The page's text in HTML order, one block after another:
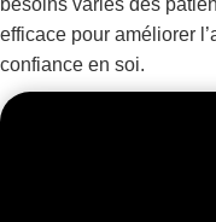
efficace pour améliorer
confiance en soi.